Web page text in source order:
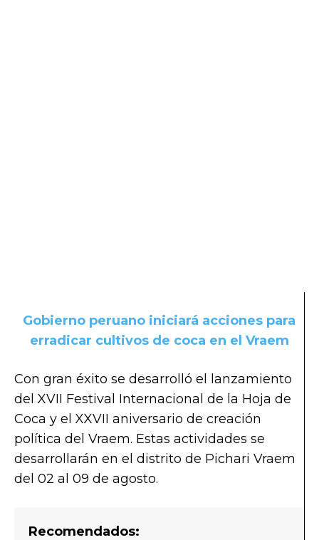
Gobierno peruano iniciará acciones para
erradicar cultivos de coca en el Vraem
Con gran éxito se desarrolló el lanzamiento
del XVII Festival Internacional de la Hoja de
Coca y el XXVII aniversario de creación
política del Vraem. Estas actividades se
desarrollarán en el distrito de Pichari Vraem
del 02 al 09 de agosto.
Recomendados: